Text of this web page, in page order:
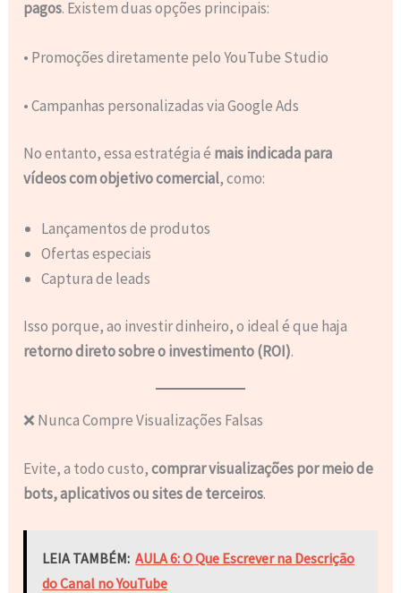
pagos. Existem duas opções principais:
• Promoções diretamente pelo YouTube Studio
• Campanhas personalizadas via Google Ads
No entanto, essa estratégia é mais indicada para
vídeos com objetivo comercial, como:
Lançamentos de produtos
Ofertas especiais
Captura de leads
Isso porque, ao investir dinheiro, o ideal é que haja
retorno direto sobre o investimento (ROI).
❌ Nunca Compre Visualizações Falsas
Evite, a todo custo,comprar visualizações por meio de
bots, aplicativos ou sites de terceiros.
LEIA TAMBÉM: AULA 6: O Que Escrever na Descrição
do Canal no YouTube